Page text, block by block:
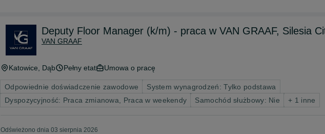
Deputy Floor Manager (k/m) - praca w VAN GRAAF, Silesia
VAN GRAAF
Katowice , Dąb Pełny etat Umowa o pracę
Odpowiednie doświadczenie zawodowe
System wynagrodzeń: Tylko podstawa
Dyspozycyjność: Praca zmianowa, Praca w weekendy
Samochód służbowy: Nie + 1 inne
Odświeżono dnia 03 sierpnia 2026